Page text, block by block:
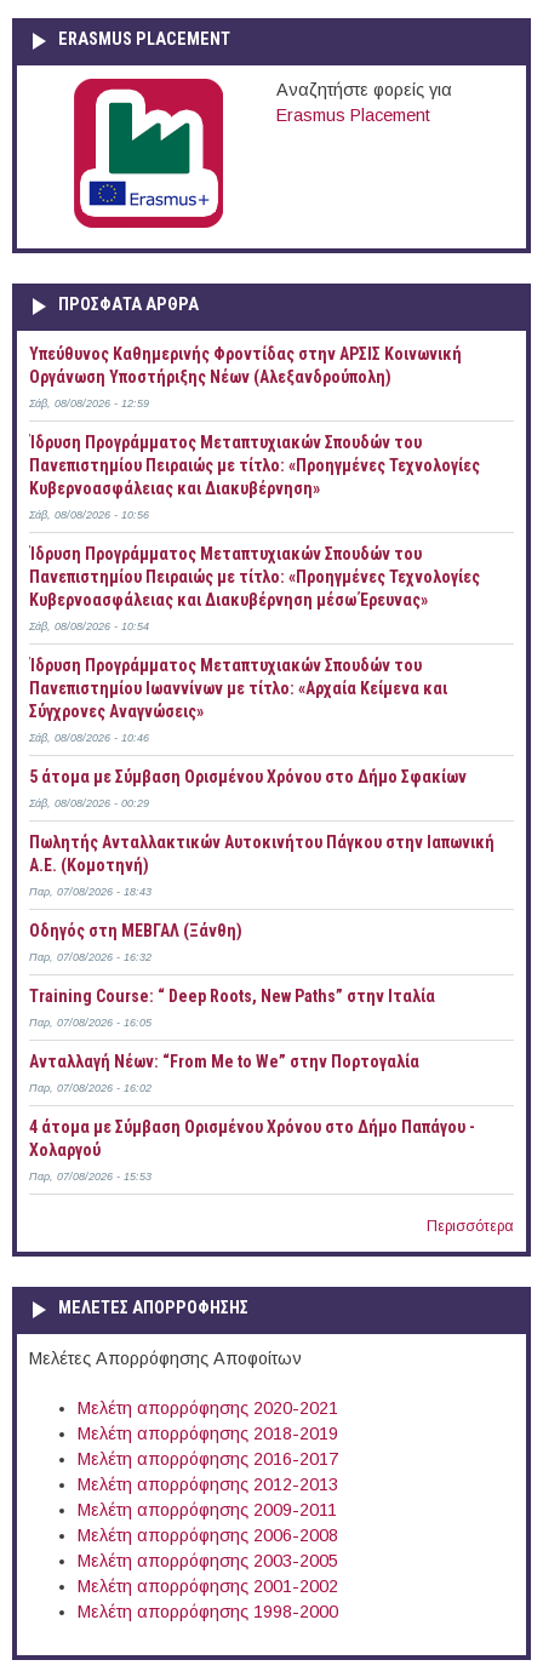
ERASMUS PLACEMENT
Αναζητήστε φορείς για
Erasmus Placement
ΠΡOΣΦΑΤΑ AΡΘΡΑ
Yπεύθυνος Καθημερινής Φροντίδας στην ΑΡΣΙΣ Κοινωνική
Οργάνωση Υποστήριξης Νέων (Αλεξανδρούπολη)
Σάβ, 08/08/2026 - 12:59
Ίδρυση Προγράμματος Μεταπτυχιακών Σπουδών του
Πανεπιστημίου Πειραιώς με τίτλο: «Προηγμένες Τεχνολογίες
Κυβερνοασφάλειας και Διακυβέρνηση»
Σάβ, 08/08/2026 - 10:56
Ίδρυση Προγράμματος Μεταπτυχιακών Σπουδών του
Πανεπιστημίου Πειραιώς με τίτλο: «Προηγμένες Τεχνολογίες
Κυβερνοασφάλειας και Διακυβέρνηση μέσω Έρευνας»
Σάβ, 08/08/2026 - 10:54
Ίδρυση Προγράμματος Μεταπτυχιακών Σπουδών του
Πανεπιστημίου Ιωαννίνων με τίτλο: «Αρχαία Κείμενα και
Σύγχρονες Αναγνώσεις»
Σάβ, 08/08/2026 - 10:46
5 άτομα με Σύμβαση Ορισμένου Χρόνου στο Δήμο Σφακίων
Σάβ, 08/08/2026 - 00:29
Πωλητής Ανταλλακτικών Αυτοκινήτου Πάγκου στην Ιαπωνική
Α.Ε. (Κομοτηνή)
Παρ, 07/08/2026 - 18:43
Οδηγός στη ΜΕΒΓΑΛ (Ξάνθη)
Παρ, 07/08/2026 - 16:32
Training Course: “ Deep Roots, New Paths” στην Ιταλία
Παρ, 07/08/2026 - 16:05
Ανταλλαγή Νέων: “From Me to We” στην Πορτογαλία
Παρ, 07/08/2026 - 16:02
4 άτομα με Σύμβαση Ορισμένου Χρόνου στο Δήμο Παπάγου -
Χολαργού
Παρ, 07/08/2026 - 15:53
Περισσότερα
ΜΕΛΕΤΕΣ ΑΠΟΡΡΟΦΗΣΗΣ
Μελέτες Απορρόφησης Αποφοίτων
Μελέτη απορρόφησης 2020-2021
Μελέτη απορρόφησης 2018-2019
Μελέτη απορρόφησης 2016-2017
Μελέτη απορρόφησης 2012-2013
Μελέτη απορρόφησης 2009-2011
Μελέτη απορρόφησης 2006-2008
Μελέτη απορρόφησης 2003-2005
Μελέτη απορρόφησης 2001-2002
Μελέτη απορρόφησης 1998-2000